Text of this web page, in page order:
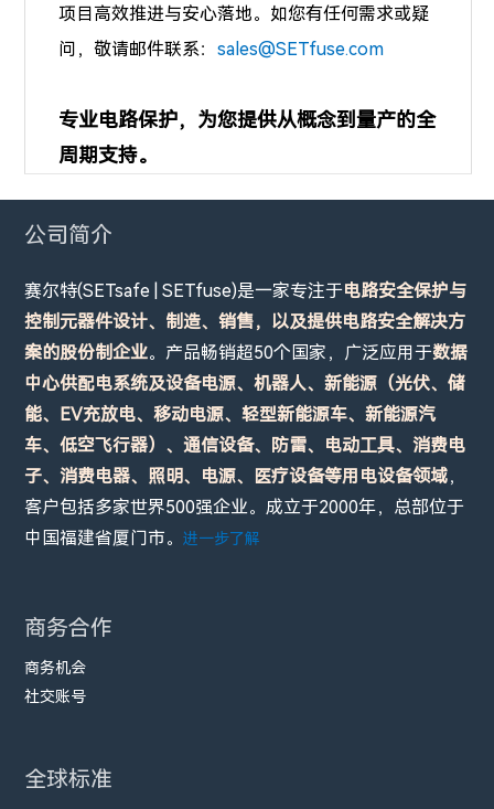
项目高效推进与安心落地。如您有任何需求或疑
问，敬请邮件联系：sales@SETfuse.com
专业电路保护，为您提供从概念到量产的全
周期支持。
公司简介
赛尔特(SETsafe | SETfuse)是一家专注于电路安全保护与
控制元器件设计、制造、销售，以及提供电路安全解决方
案的股份制企业。产品畅销超50个国家，广泛应用于数据
中心供配电系统及设备电源、机器人、新能源（光伏、储
能、EV充放电、移动电源、轻型新能源车、新能源汽
车、低空飞行器）、通信设备、防雷、电动工具、消费电
子、消费电器、照明、电源、医疗设备等用电设备领域，
客户包括多家世界500强企业。成立于2000年，总部位于
中国福建省厦门市。进一步了解
商务合作
商务机会
社交账号
全球标准